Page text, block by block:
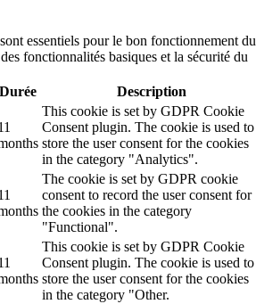
essentiels pour le bon fonctionnement du
fonctionnalités basiques et la sécurité du
Durée Description
This cookie is set by GDPR Cookie
Consent plugin. The cookie is used to
store the user consent for the cookies
in the category "Analytics".
The cookie is set by GDPR cookie
consent to record the user consent for
the cookies in the category
"Functional".
This cookie is set by GDPR Cookie
Consent plugin. The cookie is used to
store the user consent for the cookies
in the category "Other.